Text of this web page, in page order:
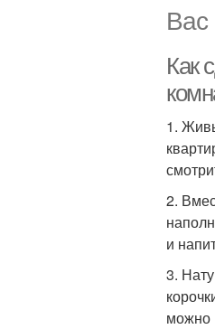
Вас
Как
1.
2.
и
3.
можно